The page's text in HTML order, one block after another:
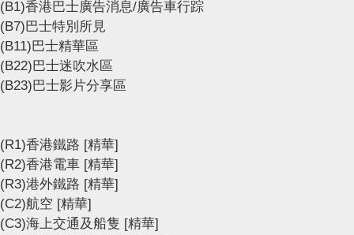
(B1)香港巴士廣告消息/廣告車行踪
(B7)巴士特別所見
(B11)巴士精華區
(B22)巴士迷吹水區
(B23)巴士影片分享區
(R1)香港鐵路 [精華]
(R2)香港電車 [精華]
(R3)港外鐵路 [精華]
(C2)航空 [精華]
(C3)海上交通及船隻 [精華]